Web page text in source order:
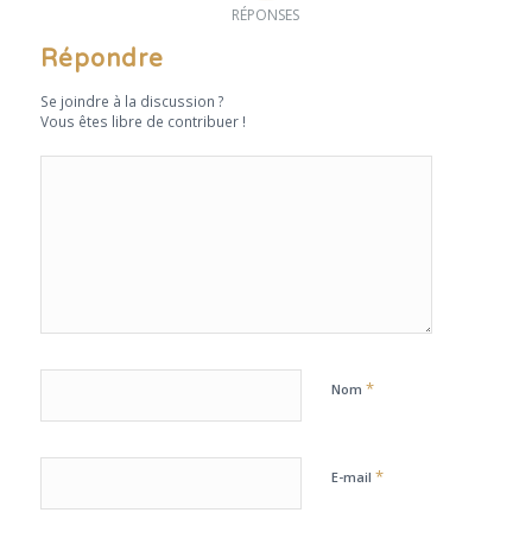
RÉPONSES
Répondre
Se joindre à la discussion ?
Vous êtes libre de contribuer !
Nom *
E-mail *